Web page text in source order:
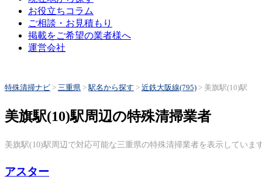
お役立ちコラム
ご相談・お見積もり
掲載をご希望の業者様へ
運営会社
特殊清掃ナビ > 三重県 >駅名から探す > 近鉄大阪線(795) > 美旗駅(10)駅
美旗駅(10)駅周辺の特殊清掃業者
美旗駅(10)駅周辺で対応可能な三重県の特殊清掃業者を表示していま
アスター